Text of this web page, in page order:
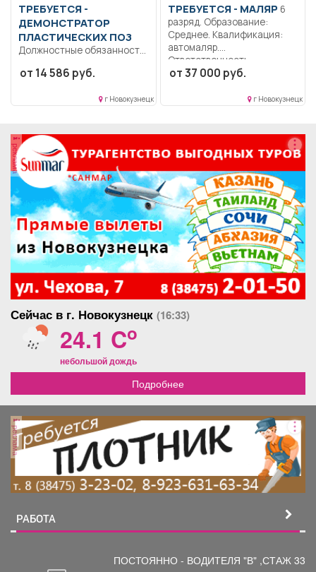
ТРЕБУЕТСЯ -
ДЕМОНСТРАТОР
ПЛАСТИЧЕСКИХ ПОЗ
Должностные обязанности
пластических поз
пластических поз
от 14 586 руб.
г Новокузнецк
ТРЕБУЕТСЯ - МАЛЯР
разряд. Образование:
Среднее. Квалификация:
автомаляр.
Ответственность..
Выполнение работы по
от 37 000 руб.
г Новокузнецк
реклама
Сейчас в г. Новокузнецк (16:33)
24.1 Co
небольшой дождь
Подробнее
реклама
РАБОТА
ПОСТОЯННО - ВОДИТЕЛЯ "В" ,СТАЖ 33